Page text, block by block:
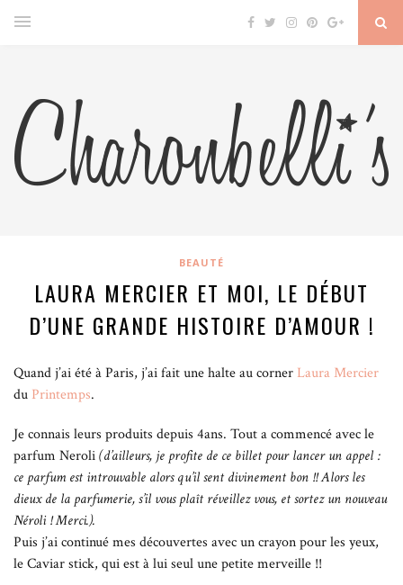
BEAUTÉ
LAURA MERCIER ET MOI, LE DÉBUT
D’UNE GRANDE HISTOIRE D’AMOUR !
Quand j’ai été à Paris, j’ai fait une halte au corner Laura Mercier
du Printemps.
Je connais leurs produits depuis 4ans. Tout a commencé avec le
parfum Neroli(d’ailleurs, je profite de ce billet pour lancer un appel :
ce parfum est introuvable alors qu’il sent divinement bon !! Alors les
dieux de la parfumerie, s’il vous plaît réveillez vous, et sortez un nouveau
Néroli ! Merci.).
Puis j’ai continué mes découvertes avec un crayon pour les yeux,
le Caviar stick, qui est à lui seul une petite merveille !!